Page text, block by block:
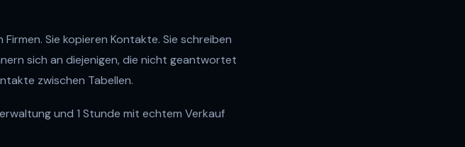
Sie kopieren Kontakte. Sie schreiben
sich an diejenigen, die nicht geantwortet
zwischen Tabellen.
und 1 Stunde mit echtem Verkauf